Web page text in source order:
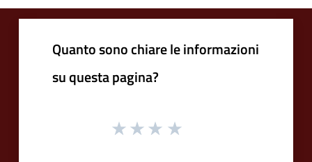
Quanto sono chiare le informazioni
su questa pagina?